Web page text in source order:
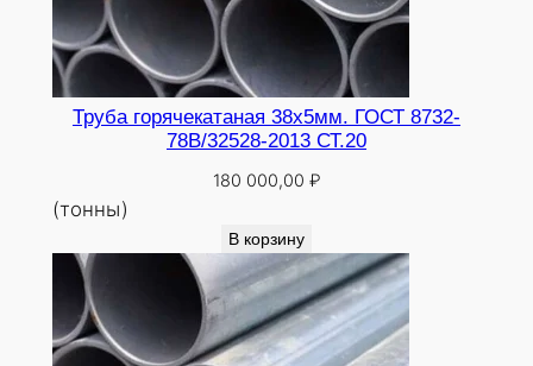
Труба горячекатаная 38х5мм. ГОСТ 8732-
78В/32528-2013 СТ.20
180 000,00 ₽
(тонны)
В корзину